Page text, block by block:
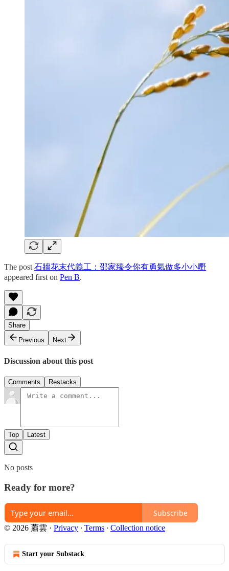
The post 石牆花末代義工：邵家臻令你有勇氣做多小小嘢
appeared first on Pen B.
Share
Previous
Next
Discussion about this post
Comments Restacks
Top Latest
No posts
Ready for more?
Subscribe
© 2026 蕭雲 · Privacy ∙ Terms ∙ Collection notice
Start your Substack